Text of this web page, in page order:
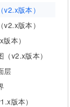
版本）
版本）
本）
v2.x版本）
层
版本）